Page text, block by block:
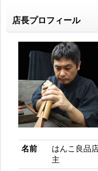
店長プロフィール
名前
はんこ良品
主